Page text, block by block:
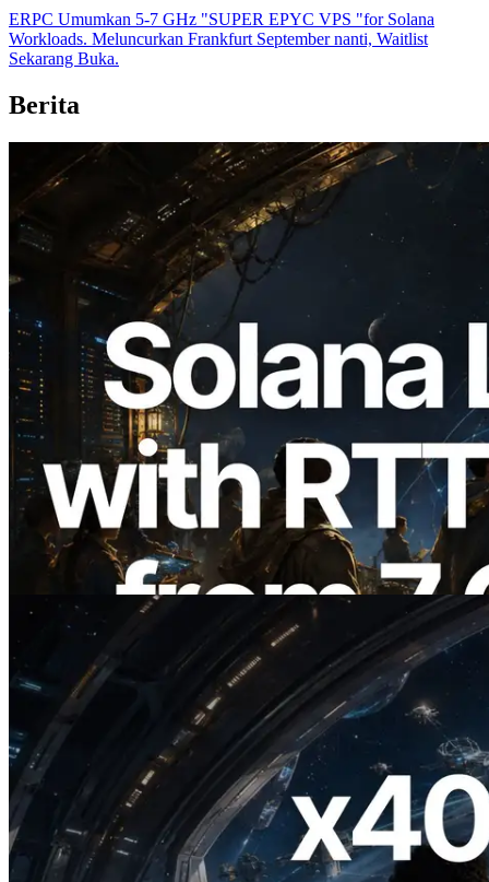
ERPC Umumkan 5-7 GHz "SUPER EPYC VPS "for Solana
Workloads. Meluncurkan Frankfurt September nanti, Waitlist
Sekarang Buka.
Berita
2026.08.05
ERPC Memperluas Solana Leader Slot
API dengan Pengukuran Ping dari 7
Region Global — Validators Information
API Juga Diluncurkan
2026.07.04